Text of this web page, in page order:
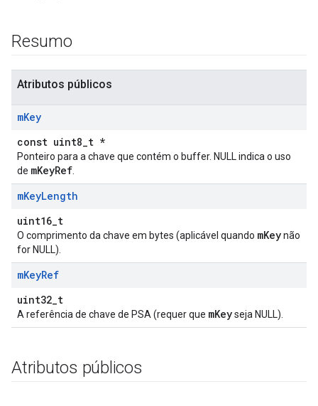
Resumo
Atributos públicos
mKey
const uint8_t *
Ponteiro para a chave que contém o buffer. NULL indica o uso
de mKeyRef
mKeyLength
uint16_t
O comprimento da chave em bytes (aplicável quando mKeynão
for NULL).
mKeyRef
uint32_t
A referência de chave de PSA (requer que mKeyseja NULL).
Atributos públicos